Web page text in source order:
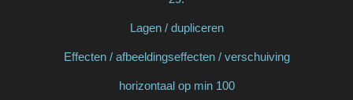
Lagen / dupliceren
Effecten / afbeeldingseffecten / verschuiving
horizontaal op min 100